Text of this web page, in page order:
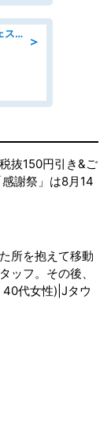
＞
ホールスタッフ/「家具屋が営むカフェスタッフ!」週2日～OK!嬉しいまかない付き/岡山県/浅口郡里庄町
抜150円引き&ご
謝祭」は8月14
所を抱えて移動
ッフ。その後、
代女性)|Jタウ